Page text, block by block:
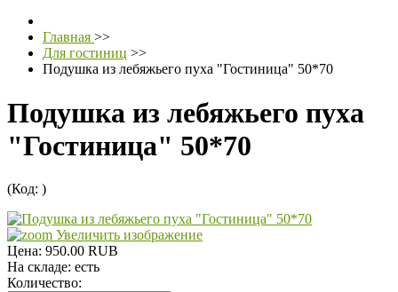
Главная >>
Для гостиниц >>
Подушка из лебяжьего пуха "Гостиница" 50*70
Подушка из лебяжьего пуха
"Гостиница" 50*70
(Код: )
Увеличить изображение
Цена: 950.00 RUB
На складе: есть
Количество: